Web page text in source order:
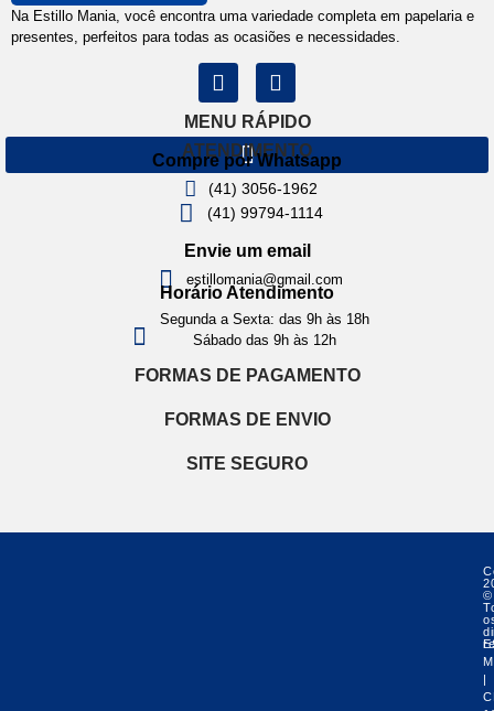
Na Estillo Mania, você encontra uma variedade completa em papelaria e
presentes, perfeitos para todas as ocasiões e necessidades.
MENU RÁPIDO
ATENDIMENTO
Compre por Whatsapp
(41) 3056-1962
(41) 99794-1114
Envie um email
estillomania@gmail.com
Horário Atendimento
Segunda a Sexta: das 9h às 18h
Sábado das 9h às 12h
FORMAS DE PAGAMENTO
FORMAS DE ENVIO
SITE SEGURO
©
|